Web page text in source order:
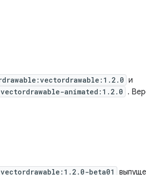
и
animated:1.2.0 .
beta01